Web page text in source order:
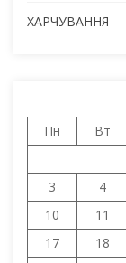
ХАРЧУВАННЯ
Пн
Вт
3
4
10
11
17
18